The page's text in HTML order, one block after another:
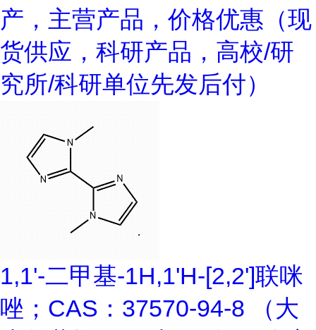
产，主营产品，价格优惠（现
货供应，科研产品，高校/研
究所/科研单位先发后付）
1,1'-二甲基-1H,1'H-[2,2']联咪
唑；CAS：37570-94-8 （大